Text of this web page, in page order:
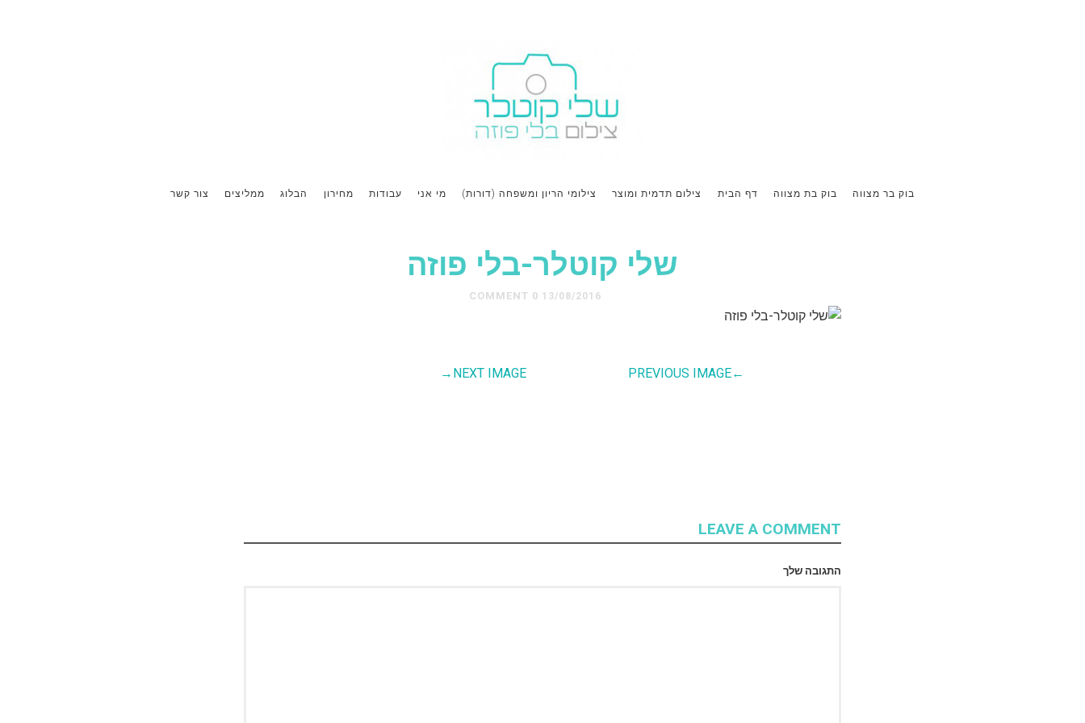
בוק בר מצווה בוק בת מצווה דף הבית צילום תדמית ומוצר צילומי הריון ומשפחה (דורות) מי אני עבודות מחירון הבלוג ממליצים צור קשר
שלי קוטלר-בלי פוזה
13/08/2016
0 COMMENT
←
PREVIOUS IMAGE
NEXT IMAGE
→
LEAVE A COMMENT
התגובה שלך